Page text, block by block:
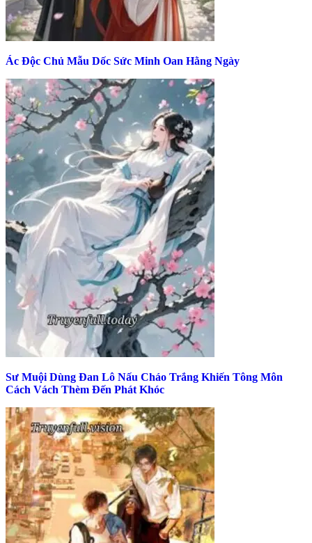
Ác Độc Chủ Mẫu Dốc Sức Minh Oan Hằng Ngày
Sư Muội Dùng Đan Lô Nấu Cháo Trắng Khiến Tông Môn
Cách Vách Thèm Đến Phát Khóc